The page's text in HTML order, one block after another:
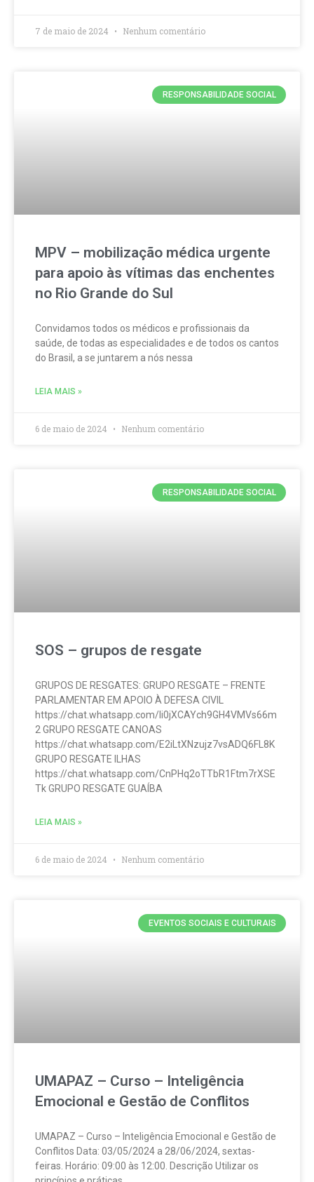
7 de maio de 2024 Nenhum comentário
RESPONSABILIDADE SOCIAL
MPV – mobilização médica urgente
para apoio às vítimas das enchentes
no Rio Grande do Sul
Convidamos todos os médicos e profissionais da
saúde, de todas as especialidades e de todos os cantos
do Brasil, a se juntarem a nós nessa
LEIA MAIS »
6 de maio de 2024 Nenhum comentário
RESPONSABILIDADE SOCIAL
SOS – grupos de resgate
GRUPOS DE RESGATES: GRUPO RESGATE – FRENTE
PARLAMENTAR EM APOIO À DEFESA CIVIL
https://chat.whatsapp.com/Ii0jXCAYch9GH4VMVs66m
2 GRUPO RESGATE CANOAS
https://chat.whatsapp.com/E2iLtXNzujz7vsADQ6FL8K
GRUPO RESGATE ILHAS
https://chat.whatsapp.com/CnPHq2oTTbR1Ftm7rXSE
Tk GRUPO RESGATE GUAÍBA
LEIA MAIS »
6 de maio de 2024 Nenhum comentário
EVENTOS SOCIAIS E CULTURAIS
UMAPAZ – Curso – Inteligência
Emocional e Gestão de Conflitos
UMAPAZ – Curso – Inteligência Emocional e Gestão de
Conflitos Data: 03/05/2024 a 28/06/2024, sextas-
feiras. Horário: 09:00 às 12:00. Descrição Utilizar os